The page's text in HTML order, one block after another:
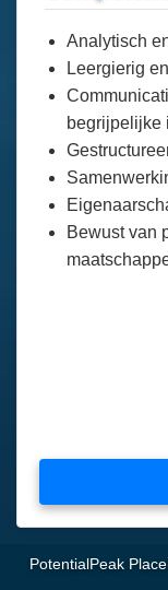
Analytisch
Leergierig
begrijpelijke
Bewust van
PotentialPeak